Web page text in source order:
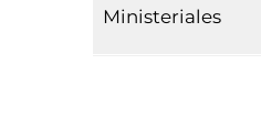
Ministeriales